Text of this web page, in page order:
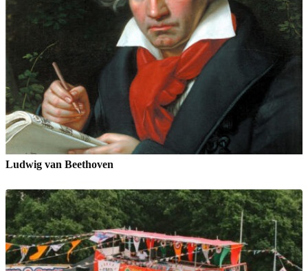
Ludwig van Beethoven